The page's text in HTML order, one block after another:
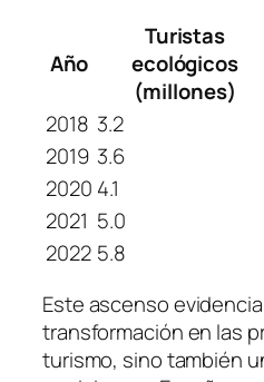
Año
Turistas
ecológicos
(millones)
2018 3.2
2019 3.6
2020 4.1
2021 5.0
2022 5.8
Este ascenso
transformación en las
turismo, sino también